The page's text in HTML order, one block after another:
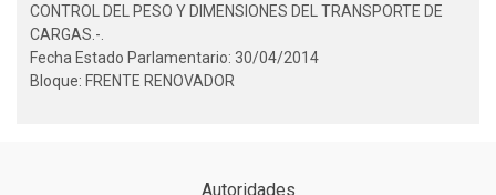
CONTROL DEL PESO Y DIMENSIONES DEL TRANSPORTE DE
CARGAS.-.
Fecha Estado Parlamentario: 30/04/2014
Bloque: FRENTE RENOVADOR
Autoridades